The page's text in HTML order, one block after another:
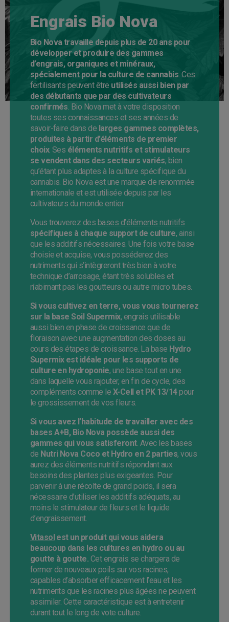
Engrais Bio Nova
Bio Nova travaille depuis plus de 20 ans pour
développer et produire des gammes
d’engrais, organiques et minéraux,
spécialement pour la culture de cannabis . Ces
fertilisants peuvent être utilisés aussi bien par
des débutants que par des cultivateurs
confirmés . Bio Nova met à votre disposition
toutes ses connaissances et ses années de
savoir-faire dans de larges gammes complètes,
produites à partir d’éléments de premier
choix. Ses éléments nutritifs et stimulateurs
se vendent dans des secteurs variés, bien
qu’étant plus adaptes à la culture spécifique du
cannabis. Bio Nova est une marque de renommée
internationale et est utilisée depuis par les
cultivateurs du monde entier.
Vous trouverez des bases d’éléments nutritifs
spécifiques à chaque support de culture, ainsi
que les additifs nécessaires. Une fois votre base
choisie et acquise, vous posséderez des
nutriments qui s’intègreront très bien à votre
technique d’arrosage, étant très solubles et
n’abimant pas les goutteurs ou autre micro tubes.
Si vous cultivez en terre, vous vous tournerez
sur la base Soil Supermix, engrais utilisable
aussi bien en phase de croissance que de
floraison avec une augmentation des doses au
cours des étapes de croissance. La base Hydro
Supermix est idéale pour les supports de
culture en hydroponie, une base tout en une
dans laquelle vous rajouter, en fin de cycle, des
compléments comme le X-Cell et PK 13/14pour
le grossissement de vos fleurs.
Si vous avez l’habitude de travailler avec des
bases A+B, Bio Nova possède aussi des
gammes qui vous satisferont. Avec les bases
de Nutri Nova Coco et Hydro en 2 parties, vous
aurez des éléments nutritifs répondant aux
besoins des plantes plus exigeantes. Pour
parvenir à une récolte de grand poids, il sera
nécessaire d’utiliser les additifs adéquats, au
moins le stimulateur de fleurs et le liquide
d’engraissement.
Vitasolest un produit qui vous aidera
beaucoup dans les cultures en hydro ou au
goutte à goutte. Cet engrais se chargera de
former de nouveaux poils sur vos racines,
capables d’absorber efficacement l’eau et les
nutriments que les racines plus âgées ne peuvent
assimiler. Cette caractéristique est à entretenir
durant tout le long de vote culture.